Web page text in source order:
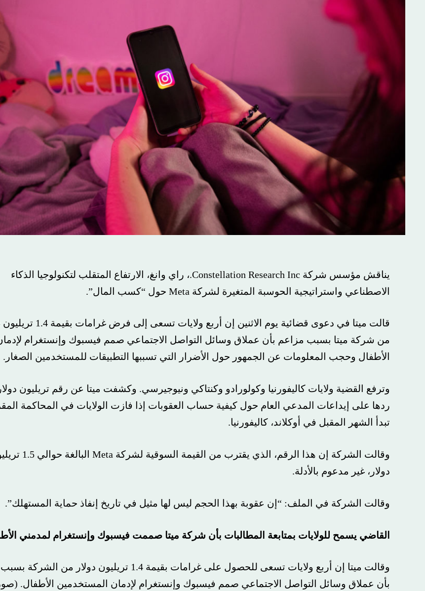
يناقش مؤسس شركة Constellation Research Inc.، راي وانغ، الارتفاع المتقلب لتكنولوجيا الذكاء
الاصطناعي واستراتيجية الحوسبة المتغيرة لشركة Meta حول “كسب المال”.
قالت ميتا في دعوى قضائية يوم الاثنين إن أربع ولايات تسعى إلى فرض غرامات بقيمة 1.4 تريليون دولار
من شركة ميتا بسبب مزاعم بأن عملاق وسائل التواصل الاجتماعي صمم فيسبوك وإنستغرام لإدمان
الأطفال وحجب المعلومات عن الجمهور حول الأضرار التي تسببها التطبيقات للمستخدمين الصغار.
وترفع القضية ولايات كاليفورنيا وكولورادو وكنتاكي ونيوجيرسي. وكشفت ميتا عن رقم تريليون دولار في
ردها على إيداعات المدعي العام حول كيفية حساب العقوبات إذا فازت الولايات في المحاكمة المقرر
تبدأ الشهر المقبل في أوكلاند، كاليفورنيا.
وقالت الشركة إن هذا الرقم، الذي يقترب من القيمة السوقية لشركة Meta البالغة حوالي 1.5 تريليون
دولار، غير مدعوم بالأدلة.
وقالت الشركة في الملف: “إن عقوبة بهذا الحجم ليس لها مثيل في تاريخ إنفاذ حماية المستهلك”.
القاضي يسمح للولايات بمتابعة المطالبات بأن شركة ميتا صممت فيسبوك وإنستغرام لمدمني الأطفال
وقالت ميتا إن أربع ولايات تسعى للحصول على غرامات بقيمة 1.4 تريليون دولار من الشركة
بأن عملاق وسائل التواصل الاجتماعي صمم فيسبوك وإنستغرام لإدمان المستخدمين الأطفال.(صور